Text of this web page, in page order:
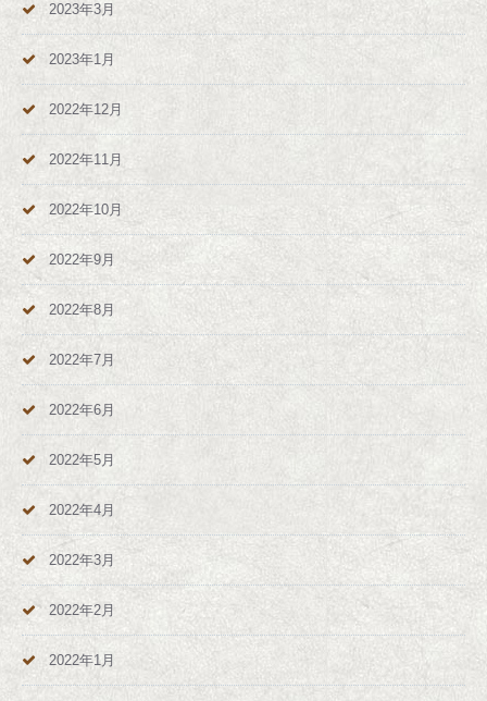
2023年3月
2023年1月
2022年12月
2022年11月
2022年10月
2022年9月
2022年8月
2022年7月
2022年6月
2022年5月
2022年4月
2022年3月
2022年2月
2022年1月